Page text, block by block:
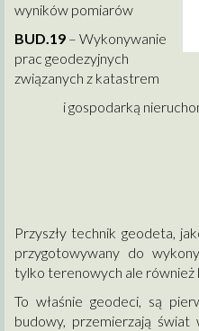
wyników pomiarów
BUD.19 – Wykonywanie
prac geodezyjnych
związanych z katastrem
i gospodarką
Przyszły technik geodeta,
przygotowywany do
tylko terenowych ale również
To właśnie geodeci, są
budowy, przemierzają świat